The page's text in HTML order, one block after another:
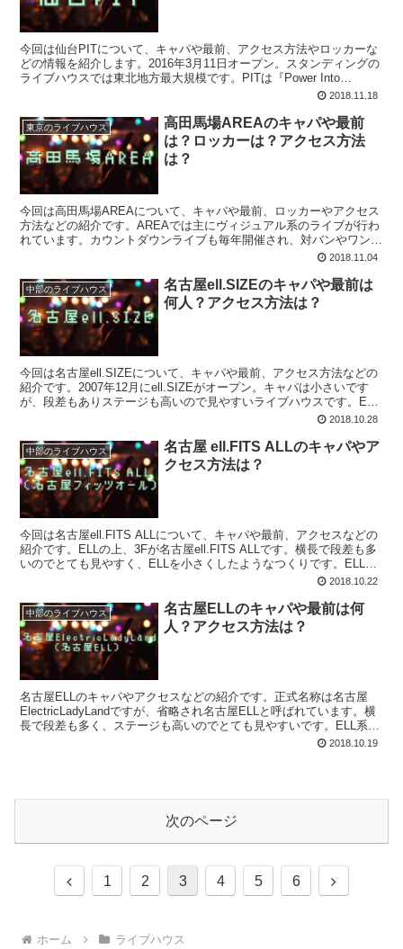
今回は仙台PITについて、キャパや最前、アクセス方法やロッカーな
どの情報を紹介します。2016年3月11日オープン。スタンディングの
ライブハウスでは東北地方最大規模です。PITは『Power Into
2018.11.18
東京のライブハウス
高田馬場AREAのキャパや最前
は？ロッカーは？アクセス方法
は？
今回は高田馬場AREAについて、キャパや最前、ロッカーやアクセス
方法などの紹介です。AREAでは主にヴィジュアル系のライブが行わ
れています。カウントダウンライブも毎年開催され、対バンやワンマ
2018.11.04
中部のライブハウス
名古屋ell.SIZEのキャパや最前は
何人？アクセス方法は？
今回は名古屋ell.SIZEについて、キャパや最前、アクセス方法などの
紹介です。2007年12月にell.SIZEがオープン。キャパは小さいです
が、段差もありステージも高いので見やすいライブハウスです。ELL
2018.10.28
中部のライブハウス
名古屋 ell.FITS ALLのキャパやア
クセス方法は？
今回は名古屋ell.FITS ALLについて、キャパや最前、アクセスなどの
紹介です。ELLの上、3Fが名古屋ell.FITS ALLです。横長で段差も多
いのでとても見やすく、ELLを小さくしたようなつくりです。ELL系
2018.10.22
中部のライブハウス
名古屋ELLのキャパや最前は何
人？アクセス方法は？
名古屋ELLのキャパやアクセスなどの紹介です。正式名称は名古屋
ElectricLadyLandですが、省略され名古屋ELLと呼ばれています。横
長で段差も多く、ステージも高いのでとても見やすいです。ELL系列
2018.10.19
次のページ
前
1 2 3 4 5 6
次
ホーム ライブハウス